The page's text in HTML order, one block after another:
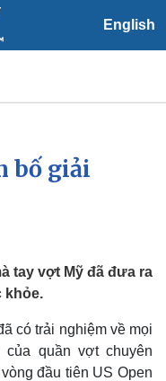
English
làm
đảo
bố giải
tay vợt Mỹ đã đưa ra
khỏe.
có trải nghiệm về mọi
quần vợt chuyên
đầu tiên US Open